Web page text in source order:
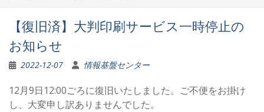
【復旧済】大判印刷サービス一時停止の
お知らせ
2022-12-07 情報基盤センター
12月9日12:00ごろに復旧いたしました。ご不便をお掛け
し、大変申し訳ありませんでした。